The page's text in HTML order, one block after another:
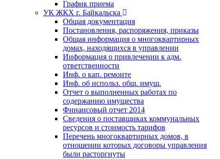
График приема
УК ЖКХ г. Байкальска
Общая документация
Постановления, распоряжения, приказы
Общая информация о многоквартирных
домах, находящихся в управлении
Информация о привлечении к адм.
ответственности
Инф. о кап. ремонте
Инф. об использ. общ. имущ.
Отчет о выполненных работах по
содержанию имущества
Финансовый отчет 2014
Сведения о поставщиках коммунальных
ресурсов и стоимость тарифов
Перечень многоквартирных домов, в
отношении которых договоры управления
были расторгнуты